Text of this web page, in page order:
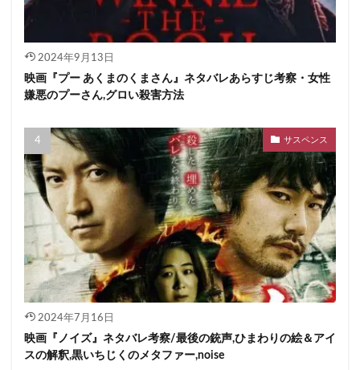
2024年9月13日
映画『プー あくまのくまさん』ネタバレあらすじ考察・女性
嫌悪のプーさん,グロい殺害方法
サスペンス
2024年7月16日
映画『ノイズ』ネタバレ考察/最後の銃声,ひまわりの絵＆アイ
スの解釈,黒いちじくのメタファー,noise